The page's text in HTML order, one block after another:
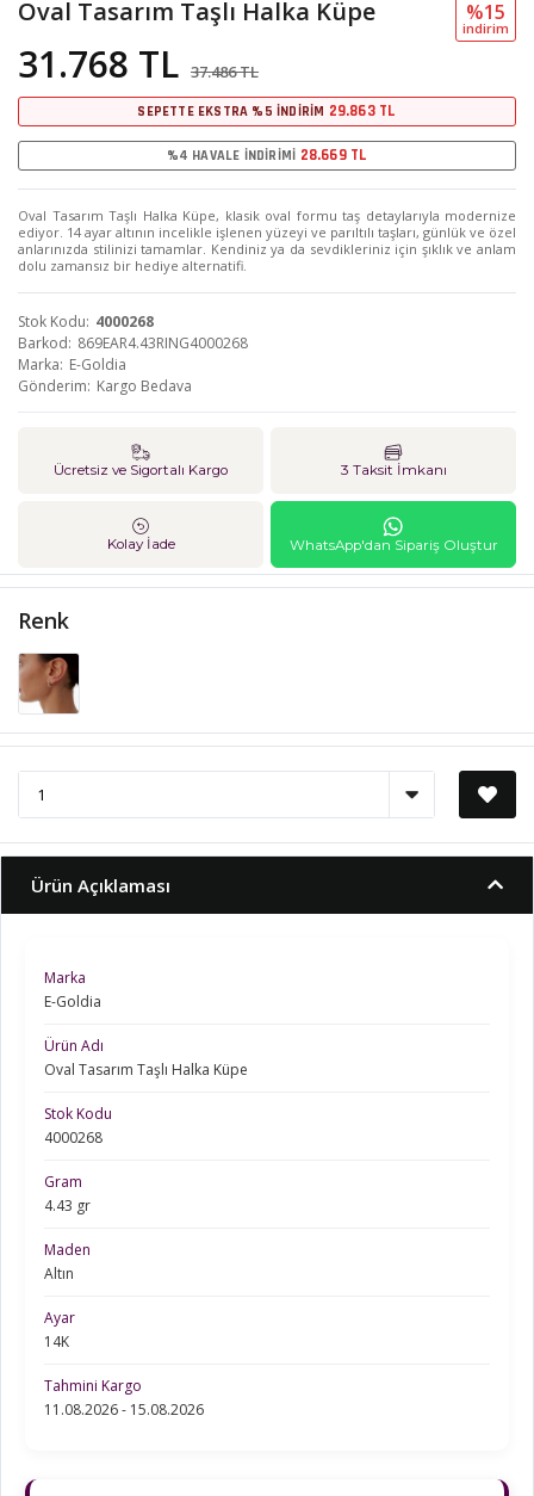
Oval Tasarım Taşlı Halka Küpe
31.768 TL 37.486 TL
%15
i̇ndi̇ri̇m
SEPETTE EKSTRA %5 İNDİRİM 29.863 TL
%4 HAVALE İNDİRİMİ 28.669 TL
Oval Tasarım Taşlı Halka Küpe, klasik oval formu taş detaylarıyla modernize
ediyor. 14 ayar altının incelikle işlenen yüzeyi ve parıltılı taşları, günlük ve özel
anlarınızda stilinizi tamamlar. Kendiniz ya da sevdikleriniz için şıklık ve anlam
dolu zamansız bir hediye alternatifi.
Stok Kodu 4000268
Barkod 869EAR4.43RING4000268
Marka E-Goldia
Gönderim Kargo Bedava
Ücretsiz ve Sigortalı Kargo 3 Taksit İmkanı
Kolay İade WhatsApp'dan Sipariş Oluştur
Renk
Ürün Açıklaması
Marka
E-Goldia
Ürün Adı
Oval Tasarım Taşlı Halka Küpe
Stok Kodu
4000268
Gram
4.43 gr
Maden
Altın
Ayar
14K
Tahmini Kargo
11.08.2026 - 15.08.2026